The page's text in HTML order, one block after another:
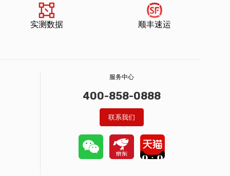
实测数据 顺丰速运
服务中心
400-858-0888
联系我们